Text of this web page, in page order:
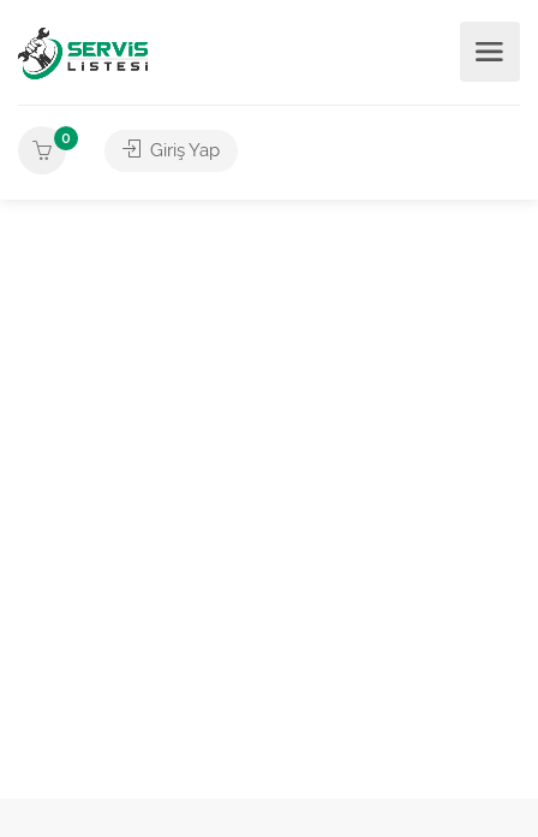
0
Giriş Yap